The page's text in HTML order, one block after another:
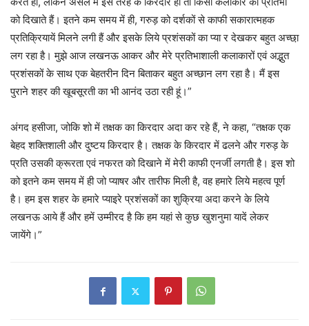
को दिखाते हैं। इतने कम समय में ही, गरुड़ को दर्शकों से काफी सकारात्महक
प्रतिक्रियायें मिलने लगी हैं और इसके लिये प्रशंसकों का प्या र देखकर बहुत अच्छा़
लग रहा है। मुझे आज लखनऊ आकर और मेरे प्रतिभाशाली कलाकारों एवं अद्भुत
प्रशंसकों के साथ एक बेहतरीन दिन बिताकर बहुत अच्छान लग रहा है। मैं इस
पुराने शहर की खूबसूरती का भी आनंद उठा रही हूं।”
अंगद हसीजा, जोकि शो में तक्षक का किरदार अदा कर रहे हैं, ने कहा, “तक्षक एक
बेहद शक्तिशाली और दुष्टय किरदार है। तक्षक के किरदार में ढलने और गरुड़ के
प्रति उसकी क्रूरता एवं नफरत को दिखाने में मेरी काफी एनर्जी लगती है। इस शो
को इतने कम समय में ही जो प्याषर और तारीफ मिली है, वह हमारे लिये महत्व पूर्ण
है। हम इस शहर के हमारे प्याइरे प्रशंसकों का शुक्रिया अदा करने के लिये
लखनऊ आये हैं और हमें उम्मीरद है कि हम यहां से कुछ खुशनुमा यादें लेकर
जायेंगे।”